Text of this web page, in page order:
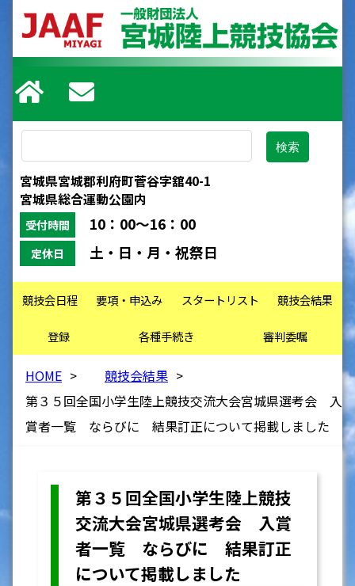
宮城県宮城郡利府町菅谷字舘40-1
宮城県総合運動公園内
受付時間 10：00～16：00
定休日 土・日・月・祝祭日
競技会日程 要項・申込み スタートリスト 競技会結果
登録 各種手続き 審判委嘱
HOME > 競技会結果 >
第３５回全国小学生陸上競技交流大会宮城県選考会 入
賞者一覧 ならびに 結果訂正について掲載しました
第３５回全国小学生陸上競技
交流大会宮城県選考会 入賞
者一覧 ならびに 結果訂正
について掲載しました